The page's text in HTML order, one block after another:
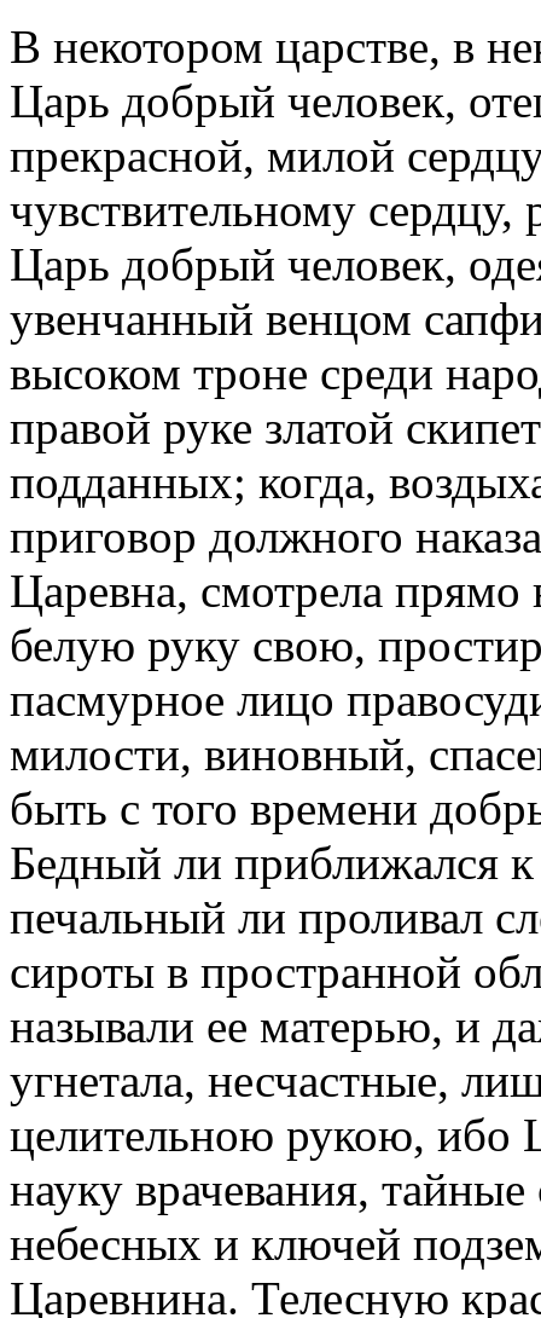
В некотором царстве, в
Царь добрый человек,
прекрасной, милой
чувствительному сердцу,
Царь добрый человек,
увенчанный венцом
высоком троне среди
правой руке златой
подданных; когда,
приговор должного
Царевна, смотрела прямо
белую руку свою,
пасмурное лицо
милости, виновный,
быть с того времени
Бедный ли приближался
печальный ли проливал
сироты в пространной
называли ее матерью, и
угнетала, несчастные,
целительною рукою, ибо
науку врачевания,
небесных и ключей
Царевнина. Телесную